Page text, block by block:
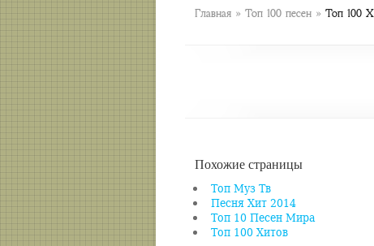
Главная » Топ 100 песен » Топ 100
Похожие страницы
Топ Муз Тв
Песня Хит 2014
Топ 10 Песен Мира
Топ 100 Хитов